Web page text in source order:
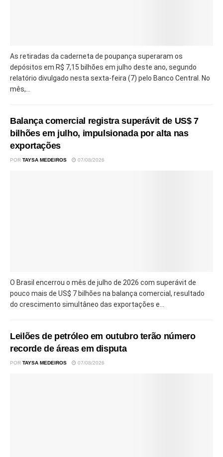
As retiradas da caderneta de poupança superaram os
depósitos em R$ 7,15 bilhões em julho deste ano, segundo
relatório divulgado nesta sexta-feira (7) pelo Banco Central. No
mês,...
Balança comercial registra superávit de US$ 7
bilhões em julho, impulsionada por alta nas
exportações
POR TAYSA MEDEIROS 07/08/2026
O Brasil encerrou o mês de julho de 2026 com superávit de
pouco mais de US$ 7 bilhões na balança comercial, resultado
do crescimento simultâneo das exportações e...
Leilões de petróleo em outubro terão número
recorde de áreas em disputa
POR TAYSA MEDEIROS 07/08/2026